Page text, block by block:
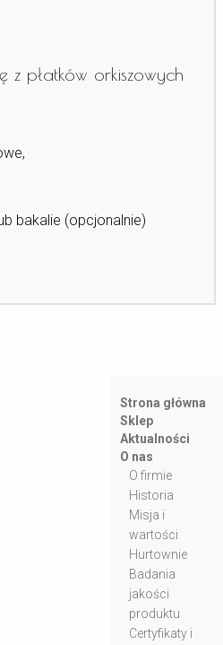
z płatków orkiszowych
bakalie (opcjonalnie)
Strona główna
Sklep
Aktualności
O nas
O firmie
Historia
Misja i
wartości
Hurtownie
Badania
jakości
produktu
Certyfikaty i